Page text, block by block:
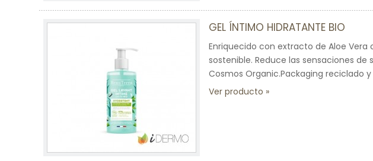
GEL ÍNTIMO HIDRATANTE BIO
Enriquecido con extracto de Aloe
sostenible. Reduce las sensaciones
Cosmos Organic.Packaging reciclado
Ver producto